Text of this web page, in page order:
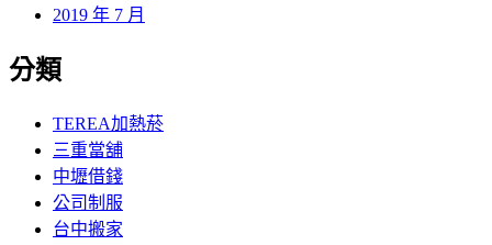
2019 年 7 月
分類
TEREA加熱菸
三重當舖
中壢借錢
公司制服
台中搬家